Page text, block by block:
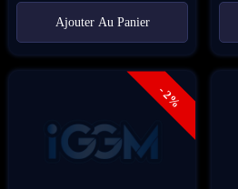
Ajouter Au Panier
- 2%